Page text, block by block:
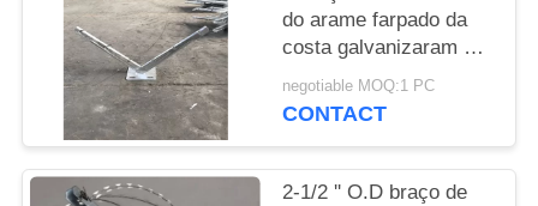
do arame farpado da
costa galvanizaram a
prova gravura em àgua
forte da flange
negotiable MOQ:1 PC
CONTACT
2-1/2 '' O.D braço de